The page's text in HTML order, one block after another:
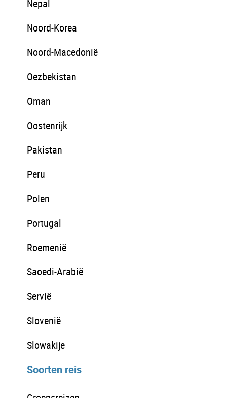
Nepal
Noord-Korea
Noord-Macedonië
Oezbekistan
Oman
Oostenrijk
Pakistan
Peru
Polen
Portugal
Roemenië
Saoedi-Arabië
Servië
Slovenië
Slowakije
Soorten reis